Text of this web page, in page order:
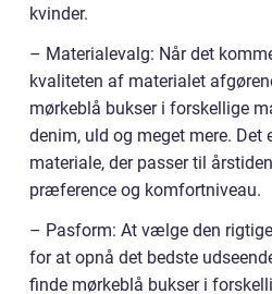
kvinder.
– Materialevalg: Når det
kvaliteten af materialet
mørkeblå bukser i forskellige
denim, uld og meget mere.
materiale, der passer til
præference og komfortniveau.
– Pasform: At vælge den
for at opnå det bedste
finde mørkeblå bukser i